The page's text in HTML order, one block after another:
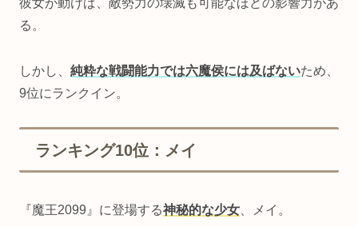
る。
しかし、 純粋な戦闘能力では六魔侯には及ばないため、
9位にランクイン。
ランキング10位：メイ
『魔王2099』に登場する神秘的な少女 、メイ。